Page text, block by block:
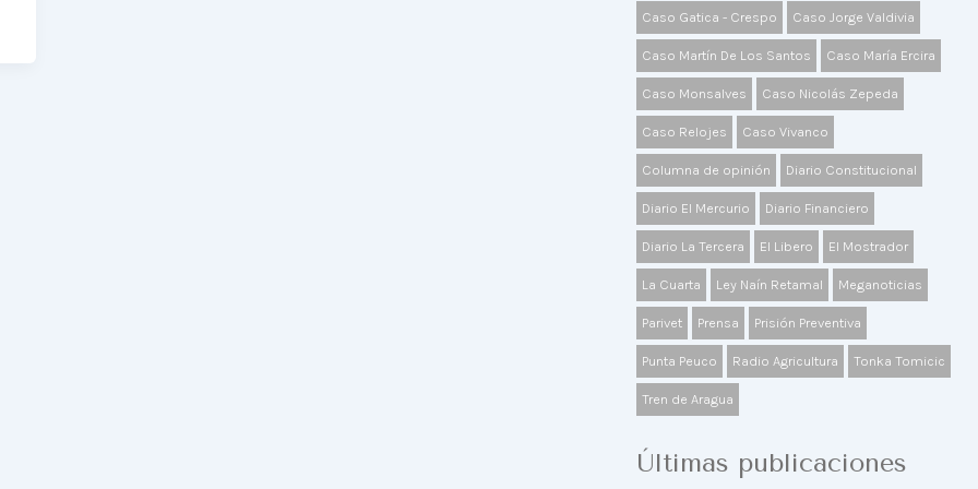
Caso Gatica - Crespo Caso Jorge Valdivia
Caso Martín De Los Santos Caso María Ercira
Caso Monsalves Caso Nicolás Zepeda
Caso Relojes Caso Vivanco
Columna de opinión Diario Constitucional
Diario El Mercurio Diario Financiero
Diario La Tercera El Libero El Mostrador
La Cuarta Ley Naín Retamal Meganoticias
Parivet Prensa Prisión Preventiva
Punta Peuco Radio Agricultura Tonka Tomicic
Tren de Aragua
Últimas publicaciones